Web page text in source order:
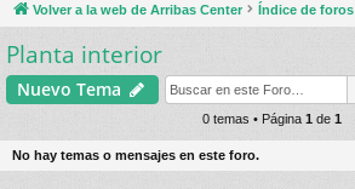
ac
es
rá
do
os
Volver a la web de Arribas Center Índice de foros
Planta interior
Nuevo Tema
0 temas • Página 1de 1
No hay temas o mensajes en este foro.